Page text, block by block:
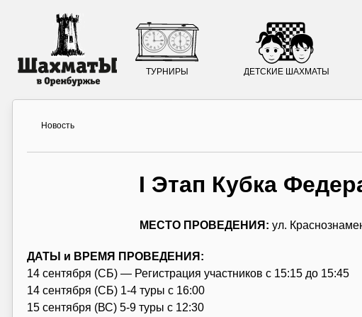
ТУРНИРЫ ДЕТСКИЕ ШАХМАТЫ
Новость
I Этап Кубка
МЕСТО ПРОВЕДЕНИЯ:ул.
ДАТЫ и ВРЕМЯ ПРОВЕДЕНИЯ:
14 сентября (СБ) — Регистрация участников с 15:15 до 15:45
14 сентября (СБ) 1-4 туры с 16:00
15 сентября (ВС) 5-9 туры с 12:30